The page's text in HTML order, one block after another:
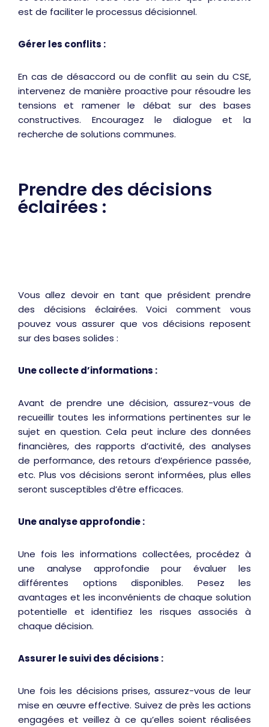
est de faciliter le processus décisionnel.
Gérer les conflits :
En cas de désaccord ou de conflit au sein du CSE,
intervenez de manière proactive pour résoudre les
tensions et ramener le débat sur des bases
constructives. Encouragez le dialogue et la
recherche de solutions communes.
Prendre des décisions
éclairées :
Vous allez devoir en tant que président prendre
des décisions éclairées. Voici comment vous
pouvez vous assurer que vos décisions reposent
sur des bases solides :
Une collecte d’informations :
Avant de prendre une décision, assurez-vous de
recueillir toutes les informations pertinentes sur le
sujet en question. Cela peut inclure des données
financières, des rapports d’activité, des analyses
de performance, des retours d’expérience passée,
etc. Plus vos décisions seront informées, plus elles
seront susceptibles d’être efficaces.
Une analyse approfondie :
Une fois les informations collectées, procédez à
une analyse approfondie pour évaluer les
différentes options disponibles. Pesez les
avantages et les inconvénients de chaque solution
potentielle et identifiez les risques associés à
chaque décision.
Assurer le suivi des décisions :
Une fois les décisions prises, assurez-vous de leur
mise en œuvre effective. Suivez de près les actions
engagées et veillez à ce qu’elles soient réalisées